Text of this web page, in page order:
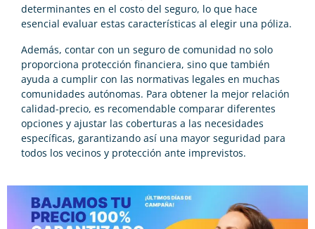
determinantes en el costo del seguro, lo que hace
esencial evaluar estas características al elegir una póliza.
Además, contar con un seguro de comunidad no solo
proporciona protección financiera, sino que también
ayuda a cumplir con las normativas legales en muchas
comunidades autónomas. Para obtener la mejor relación
calidad-precio, es recomendable comparar diferentes
opciones y ajustar las coberturas a las necesidades
específicas, garantizando así una mayor seguridad para
todos los vecinos y protección ante imprevistos.